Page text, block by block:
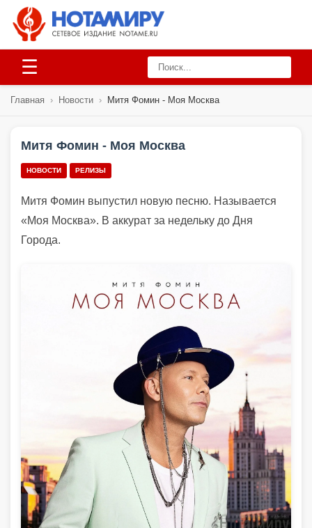
☰
Главная › Новости › Митя Фомин - Моя Москва
Митя Фомин - Моя Москва
НОВОСТИ РЕЛИЗЫ
Митя Фомин выпустил новую песню. Называется
«Моя Москва». В аккурат за недельку до Дня
Города.